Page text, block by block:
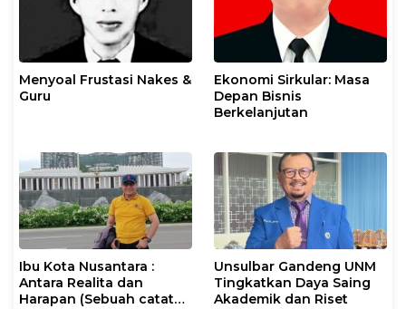
Menyoal Frustasi Nakes &
Guru
Ekonomi Sirkular: Masa
Depan Bisnis
Berkelanjutan
Ibu Kota Nusantara :
Antara Realita dan
Harapan (Sebuah catatan
Unsulbar Gandeng UNM
Tingkatkan Daya Saing
Akademik dan Riset